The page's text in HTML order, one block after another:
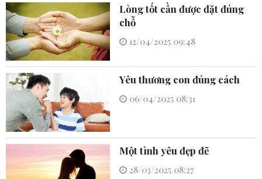
Lòng tốt cần được đặt đúng
chỗ
12/04/2025 09:48
Yêu thương con đúng cách
06/04/2025 08:31
Một tình yêu đẹp đẽ
28/03/2025 08:27